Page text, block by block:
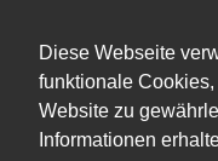
Diese Webseite
funktionale
Website zu
Informationen